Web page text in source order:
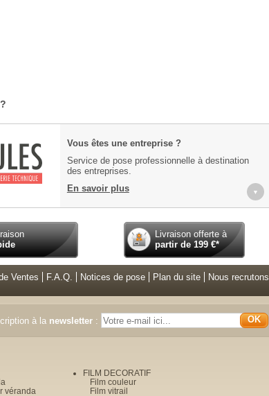
Vous êtes une entreprise ?
Service de pose professionnelle à destination
des entreprises.
En savoir plus
▼
Livraison offerte à
partir de199€*
Ventes F.A.Q. Notices de pose Plan du site
Nous recrutons
à la newsletter : OK
véranda
FILM DECORATIF
Film couleur
Film vitrail